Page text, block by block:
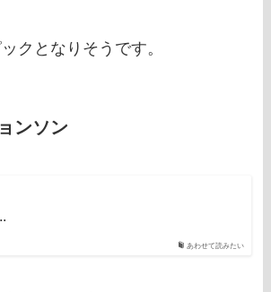
クとなりそうです。
ンソン
あわせて読みたい